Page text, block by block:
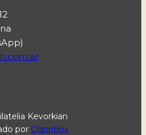
Kevorkian
por Clappbox